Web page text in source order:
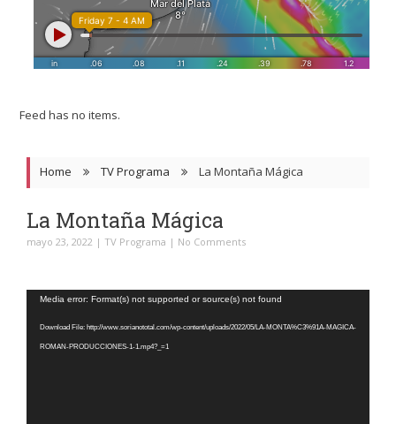
Feed has no items.
Home TV Programa La Montaña Mágica
La Montaña Mágica
mayo 23, 2022 | TV Programa | No Comments
Reproductor
Media error: Format(s) not supported or source(s) not found
Download File: http://www.sorianototal.com/wp-content/uploads/2022/05/LA-MONTA%C3%91A-MAGICA-
ROMAN-PRODUCCIONES-1-1.mp4?_=1